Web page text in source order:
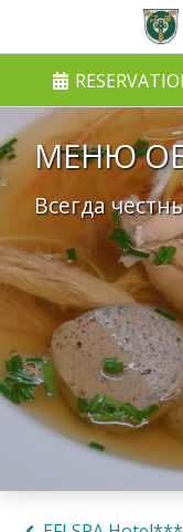
МЕНЮ
Всегда